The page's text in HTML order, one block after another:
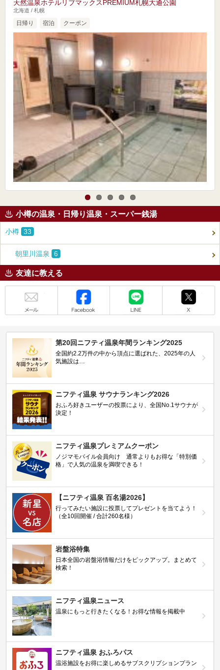
天然温泉ホテルリブマックスPREMIUM札幌大通公園
北海道 / 札幌
日帰り 宿泊 クーポン
小樽の温泉・日帰り温泉・スーパー銭湯
小樽 33
朝里川温泉 6
友達に教える
第20回ニフティ温泉年間ランキング2025
全国約2.2万件の中から頂点に選ばれた、2025年の人
気施設は…
ニフティ温泉 サウナランキング2026
おふろ好きユーザーの投票により、全国No.1サウナが
決定！
ニフティ温泉プレミアムクーポン
ノジマモバイル会員向け 通常よりもお得な「特別価
格」で人気の温泉を満喫できる！
【ニフティ温泉 百名湯2026】
行ってみたい施設に投票してプレゼントを当てよう！
（全10回開催 / 合計260名様）
岩盤浴特集
日本全国の岩盤浴情報だけをピックアップ。まとめて
検索！
ニフティ温泉ニュース
温泉にもっと行きたくなる！お得な情報を掲載中
ニフティ温泉 おふろパス
温浴施設をお得に楽しめるサブスクリプションプラン